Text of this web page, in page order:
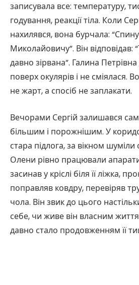
записувала все: температуру,
годування, реакції тіла. Коли
нахилявся, вона бурчала:
Миколайовичу”. Він відповідав:
давно зірвана”. Галина
поверх окулярів і не сміялася.
не жарт, а спосіб не заплакати.
Вечорами Сергій залишався
більшим і порожнішим. У
стара підлога, за вікном шуміли
Олени рівно працювали
засинав у кріслі біля її ліжка,
поправляв ковдру, перевіряв
чола. Він звик до цього
себе, чи живе він власним
давно стало продовженням її